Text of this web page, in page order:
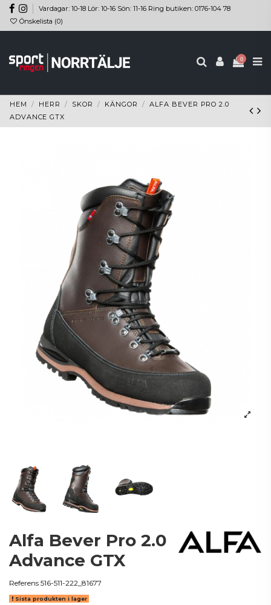
Vardagar: 10-18 Lör: 10-16 Sön: 11-16 Ring butiken: 0176-104 78
Önskelista (0)
0
HEM HERR SKOR KÄNGOR
ALFA BEVER PRO 2.0
ADVANCE GTX
Alfa Bever Pro 2.0
Advance GTX
Referens 516-511-222_81677
Sista produkten i lager